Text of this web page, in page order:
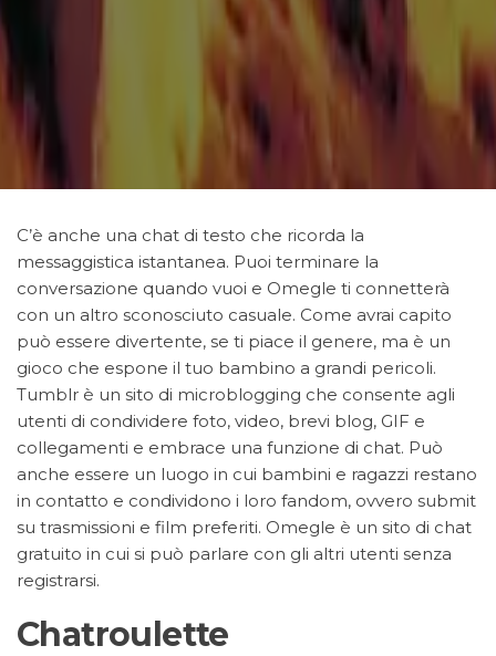
C’è anche una chat di testo che ricorda la
messaggistica istantanea. Puoi terminare la
conversazione quando vuoi e Omegle ti connetterà
con un altro sconosciuto casuale. Come avrai capito
può essere divertente, se ti piace il genere, ma è un
gioco che espone il tuo bambino a grandi pericoli.
Tumblr è un sito di microblogging che consente agli
utenti di condividere foto, video, brevi blog, GIF e
collegamenti e embrace una funzione di chat. Può
anche essere un luogo in cui bambini e ragazzi restano
in contatto e condividono i loro fandom, ovvero submit
su trasmissioni e film preferiti. Omegle è un sito di chat
gratuito in cui si può parlare con gli altri utenti senza
registrarsi.
Chatroulette